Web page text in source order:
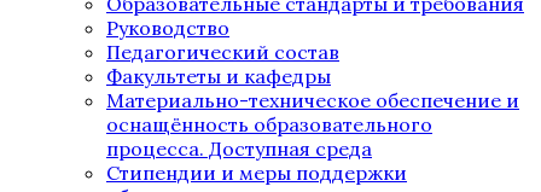
Руководство
Педагогический состав
Факультеты и кафедры
Материально-техническое обеспечение и
оснащённость образовательного
процесса. Доступная среда
Стипендии и меры поддержки